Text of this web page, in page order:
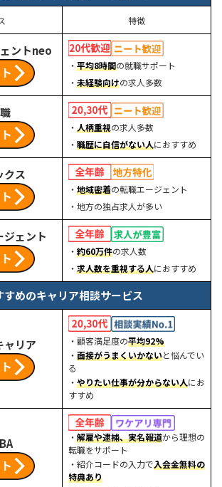
特徴
ントneo
・ 平均8時間の就職サポート
・ 未経験向けの求人多数
・ 人柄重視の求人多数
・ 職歴に自信がない人におすすめ
クス
・ 地域密着の転職エージェント
・地方の独占求人が多い
ジェント
・ 約60万件の求人数
・ 求人数を重視する人におすすめ
すめのキャリア相談サービス
ャリア ・顧客満足度の平均92%
・ 面接がうまくいかないと悩んでい
る
・ やりたい仕事が分からない人にお
すすめ
・ 解雇や逮捕、実名報道から理想の
転職をサポート
・紹介コードの入力で入会金無料の
特典あり